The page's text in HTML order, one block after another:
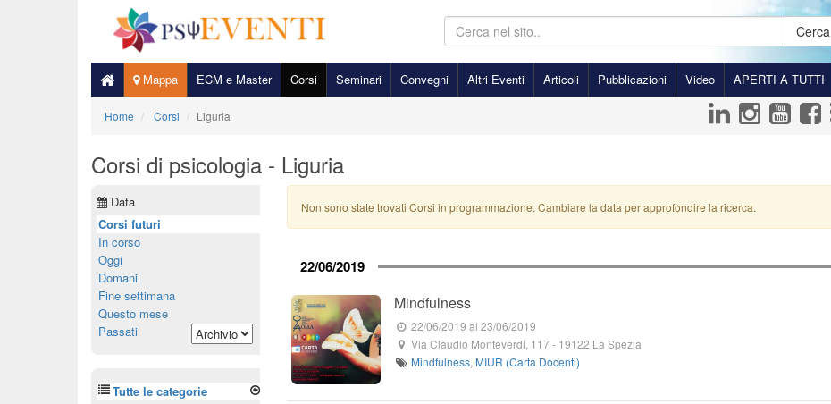
Cerca
Mappa ECM e Master Corsi Seminari Convegni Altri Eventi Articoli Pubblicazioni Video APERTI A TUTTI
Home Corsi Liguria
Corsi di psicologia - Liguria
Non sono state trovati Corsi in programmazione. Cambiare la data per approfondire la ricerca.
22/06/2019
Mindfulness
22/06/2019 al 23/06/2019
Via Claudio Monteverdi, 117- 19122 La Spezia
Mindfulness, MIUR (Carta Docenti)
Data
Corsi futuri
In corso
Oggi
Domani
Fine settimana
Questo mese
Passati
Tutte le categorie